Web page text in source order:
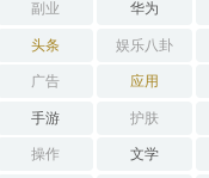
副业 华为
头条 娱乐八卦
广告 应用
手游 护肤
操作 文学